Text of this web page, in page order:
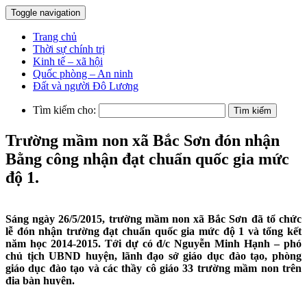
Toggle navigation
Trang chủ
Thời sự chính trị
Kinh tế – xã hội
Quốc phòng – An ninh
Đất và người Đô Lương
Tìm kiếm cho:
Trường mầm non xã Bắc Sơn đón nhận
Bằng công nhận đạt chuẩn quốc gia mức
độ 1.
Sáng ngày 26/5/2015, trường mầm non xã Bắc Sơn đã tổ chức
lễ đón nhận trường đạt chuẩn quốc gia mức độ 1 và tổng kết
năm học 2014-2015. Tới dự có đ/c Nguyễn Minh Hạnh – phó
chủ tịch UBND huyện, lãnh đạo sở giáo dục đào tạo, phòng
giáo dục đào tạo và các thầy cô giáo 33 trường mầm non trên
địa bàn huyện.